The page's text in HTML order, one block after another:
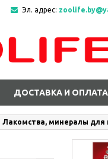
Эл. адрес:
ДОСТАВКА И ОПЛАТА
Лакомства, минералы для